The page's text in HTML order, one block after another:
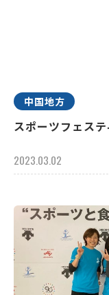
中国地方
スポーツフェス
2023.03.02